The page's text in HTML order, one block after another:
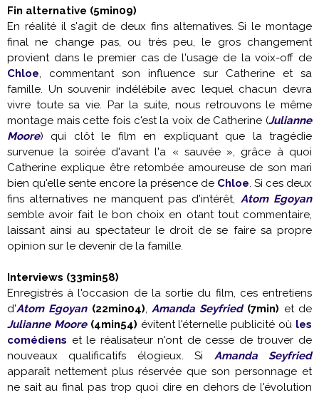
Fin alternative (5min09)
En réalité il s'agit de deux fins alternatives. Si le montage
final ne change pas, ou très peu, le gros changement
provient dans le premier cas de l'usage de la voix-off de
Chloe, commentant son influence sur Catherine et sa
famille. Un souvenir indélébile avec lequel chacun devra
vivre toute sa vie. Par la suite, nous retrouvons le même
montage mais cette fois c'est la voix de Catherine (Julianne
Moore) qui clôt le film en expliquant que la tragédie
survenue la soirée d'avant l'a « sauvée », grâce à quoi
Catherine explique être retombée amoureuse de son mari
bien qu'elle sente encore la présence de Chloe. Si ces deux
fins alternatives ne manquent pas d'intérêt, Atom Egoyan
semble avoir fait le bon choix en otant tout commentaire,
laissant ainsi au spectateur le droit de se faire sa propre
opinion sur le devenir de la famille.
Interviews (33min58)
Enregistrés à l'occasion de la sortie du film, ces entretiens
d'Atom Egoyan(22min04), Amanda Seyfried(7min) et de
Julianne Moore(4min54) évitent l'éternelle publicité où les
comédiens et le réalisateur n'ont de cesse de trouver de
nouveaux qualificatifs élogieux. Si Amanda Seyfried
apparaît nettement plus réservée que son personnage et
ne sait au final pas trop quoi dire en dehors de l'évolution